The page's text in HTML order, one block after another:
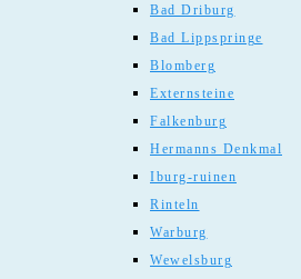
Bad Driburg
Bad Lippspringe
Blomberg
Externsteine
Falkenburg
Hermanns Denkmal
Iburg-ruinen
Rinteln
Warburg
Wewelsburg